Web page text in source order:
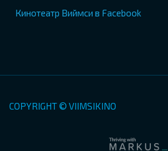
Кинотеатр Виймси в Facebook
COPYRIGHT © VIIMSIKINO